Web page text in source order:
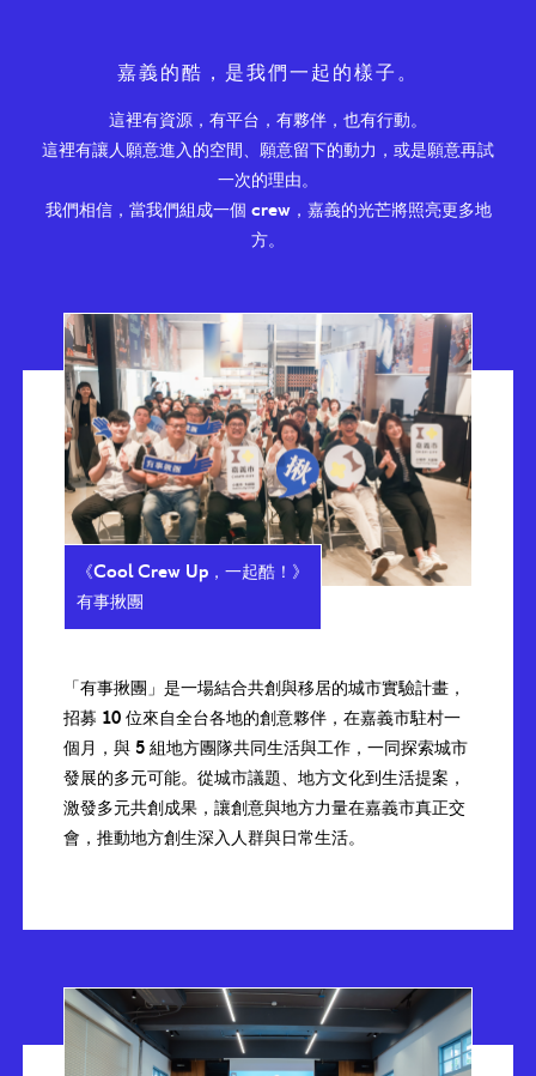
嘉義的酷，是我們一起的樣子。
這裡有資源，有平台，有夥伴，也有行動。
這裡有讓人願意進入的空間、願意留下的動力，或是願意再試
一次的理由。
我們相信，當我們組成一個 crew，嘉義的光芒將照亮更多地
方。
《Cool Crew Up，一起酷！》
有事揪團
「有事揪團」是一場結合共創與移居的城市實驗計畫，
招募 10 位來自全台各地的創意夥伴，在嘉義市駐村一
個月，與 5 組地方團隊共同生活與工作，一同探索城市
發展的多元可能。從城市議題、地方文化到生活提案，
激發多元共創成果，讓創意與地方力量在嘉義市真正交
會，推動地方創生深入人群與日常生活。